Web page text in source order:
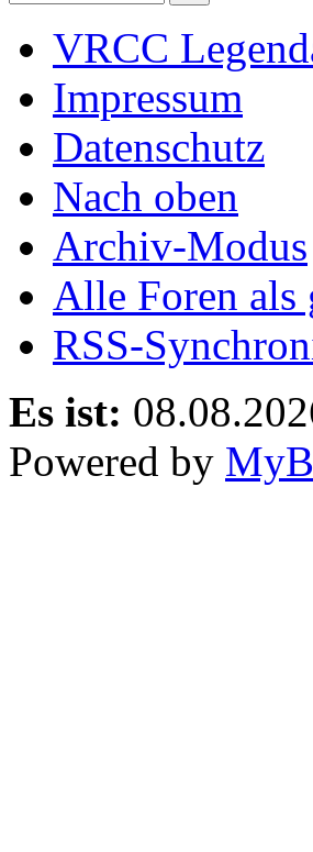
VRCC
Impressum
Datenschutz
Nach oben
Archiv-Modus
Alle Foren als
RSS-
Es ist:
Powered by